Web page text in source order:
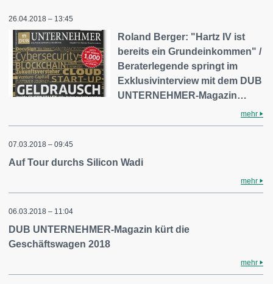
26.04.2018 – 13:45
Roland Berger: "Hartz IV ist
bereits ein Grundeinkommen" /
Beraterlegende springt im
Exklusivinterview mit dem DUB
UNTERNEHMER-Magazin…
mehr
07.03.2018 – 09:45
Auf Tour durchs Silicon Wadi
mehr
06.03.2018 – 11:04
DUB UNTERNEHMER-Magazin kürt die
Geschäftswagen 2018
mehr